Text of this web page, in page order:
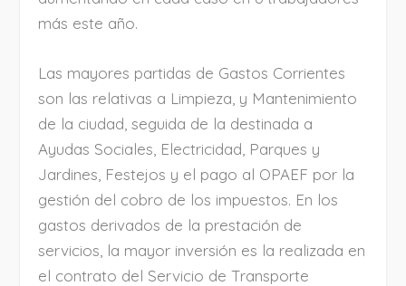
más este año.
Las mayores partidas de Gastos Corrientes
son las relativas a Limpieza, y Mantenimiento
de la ciudad, seguida de la destinada a
Ayudas Sociales, Electricidad, Parques y
Jardines, Festejos y el pago al OPAEF por la
gestión del cobro de los impuestos. En los
gastos derivados de la prestación de
servicios, la mayor inversión es la realizada en
el contrato del Servicio de Transporte